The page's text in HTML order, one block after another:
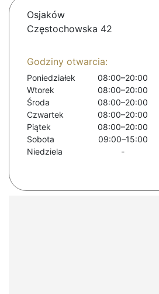
Osjaków
Częstochowska 42
Godziny otwarcia:
Poniedziałek
08:00–20:00
Wtorek
08:00–20:00
Środa
08:00–20:00
Czwartek
08:00–20:00
Piątek
08:00–20:00
Sobota
09:00–15:00
Niedziela
-